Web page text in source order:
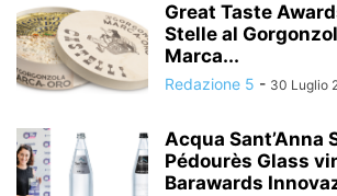
Great Taste
Stelle al
Marca...
Redazione 5 - 30 Luglio
Acqua Sant’Anna
Pédourès Glass
Barawards